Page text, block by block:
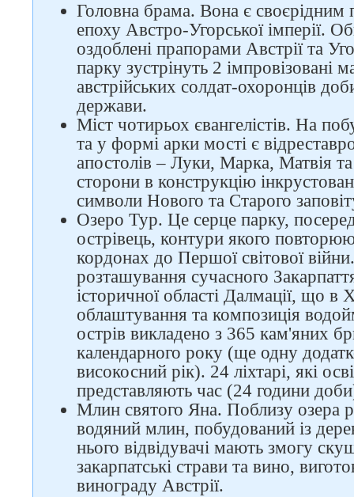
Головна брама. Вона є своєрідним
епоху Австро-Угорської імперії.
оздоблені прапорами Австрії та
парку зустрінуть 2 імпровізовані
австрійських солдат-охоронців
держави.
Міст чотирьох євангелістів. На
та у формі арки мості є
апостолів – Луки, Марка, Матвія та
сторони в конструкцію
символи Нового та Старого
Озеро Тур. Це серце парку,
острівець, контури якого
кордонах до Першої світової
розташування сучасного
історичної області Далмації, що в
облаштування та композиція
острів викладено з 365 кам'яних
календарного року (ще одну
високосний рік). 24 ліхтарі, які
представляють час (24 години
Млин святого Яна. Поблизу озера
водяний млин, побудований із
нього відвідувачі мають змогу
закарпатські страви та вино,
винограду Австрії.
Слідкуйте за нами в
соцмережах